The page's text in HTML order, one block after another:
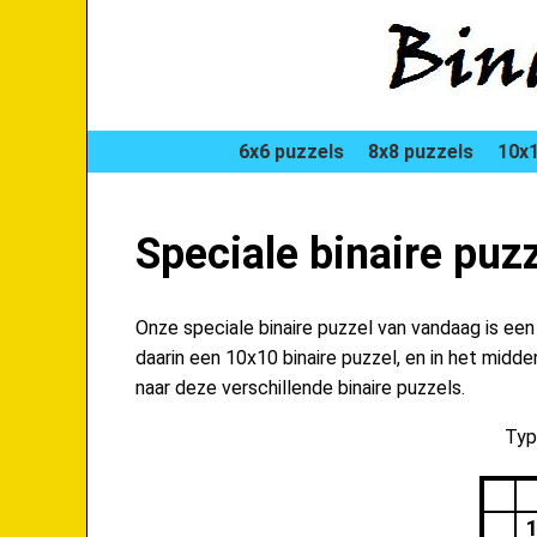
6x6 puzzels 8x8 puzzels
Speciale binaire
Onze speciale binaire puzzel van vandaag is een
daarin een 10x10 binaire puzzel, en in het
naar deze verschillende binaire puzzels.
1